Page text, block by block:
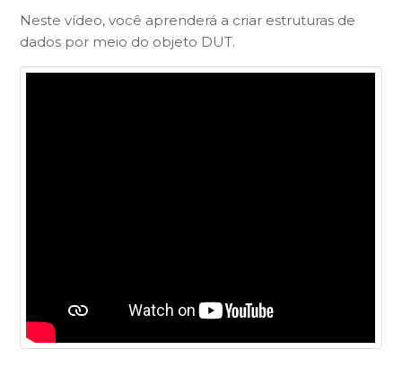
Neste vídeo, você aprenderá a criar estruturas de
dados por meio do objeto DUT.